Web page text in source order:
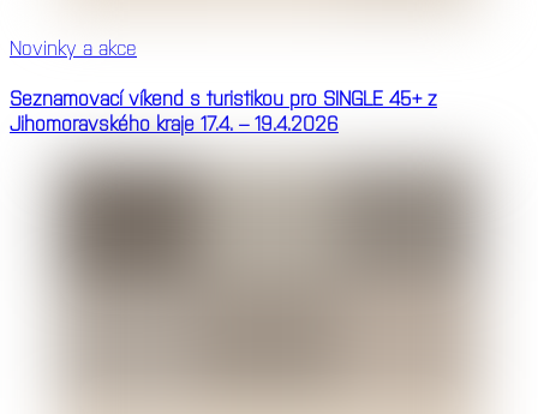
Novinky a akce
Seznamovací víkend s turistikou pro SINGLE 45+ z
Jihomoravského kraje 17.4. – 19.4.2026